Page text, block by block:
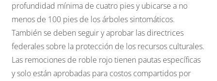
profundidad mínima de cuatro pies y ubicarse a no
menos de 100 pies de los árboles sintomáticos.
También se deben seguir y aprobar las directrices
federales sobre la protección de los recursos culturales.
Las remociones de roble rojo tienen pautas específicas
y solo están aprobadas para costos compartidos por